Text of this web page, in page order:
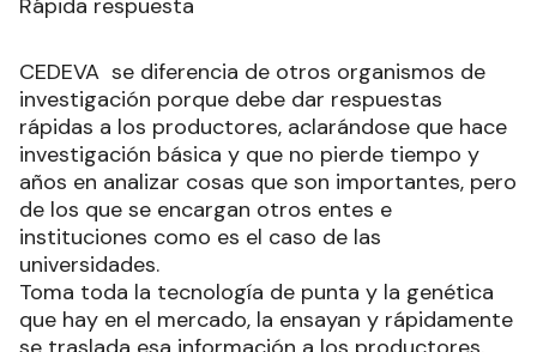
CEDEVA se diferencia de otros organismos de
investigación porque debe dar respuestas
rápidas a los productores, aclarándose que hace
investigación básica y que no pierde tiempo y
años en analizar cosas que son importantes, pero
de los que se encargan otros entes e
instituciones como es el caso de las
universidades.
Toma toda la tecnología de punta y la genética
que hay en el mercado, la ensayan y rápidamente